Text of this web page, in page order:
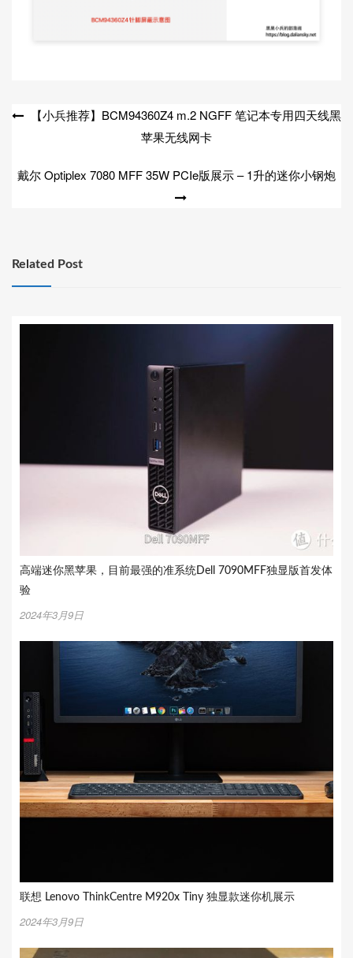
文
【小兵推荐】BCM94360Z4 m.2 NGFF 笔记本专用四天线黑
苹果无线网卡
戴尔 Optiplex 7080 MFF 35W PCIe版展示 – 1升的迷你小钢炮
Related Post
高端迷你黑苹果，目前最强的准系统Dell 7090MFF独显版首发体
验
2024年3月9日
联想 Lenovo ThinkCentre M920x Tiny 独显款迷你机展示
2024年3月9日